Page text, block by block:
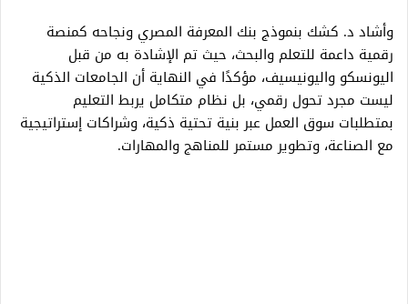
وأشاد د. كشك بنموذج بنك المعرفة المصري ونجاحه كمنصة
رقمية داعمة للتعلم والبحث، حيث تم الإشادة به من قبل
اليونسكو واليونيسيف، مؤكدًا في النهاية أن الجامعات الذكية
ليست مجرد تحول رقمي، بل نظام متكامل يربط التعليم
بمتطلبات سوق العمل عبر بنية تحتية ذكية، وشراكات إستراتيجية
مع الصناعة، وتطوير مستمر للمناهج والمهارات.